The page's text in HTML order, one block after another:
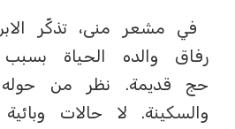
في مشعر منى، تذكّر
رفاق والده الحياة
حج قديمة. نظر من حوله
والسكينة. لا حالات وبائية